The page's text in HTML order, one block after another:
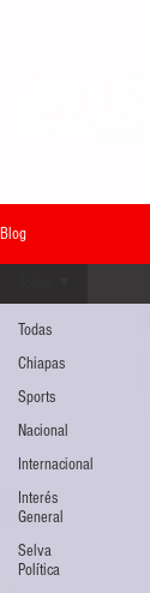
Blog
Todas
Chiapas
Sports
Nacional
Internacional
Interés
General
Selva
Política